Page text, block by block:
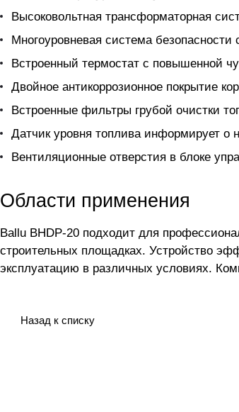
Высоковольтная трансформаторная
Многоуровневая система
Встроенный термостат с повышенной
Двойное антикоррозионное покрытие
Встроенные фильтры грубой очистки
Датчик уровня топлива информирует о
Вентиляционные отверстия в блоке
Области применения
Ballu BHDP-20 подходит для
строительных площадках. Устройство
эксплуатацию в различных условиях.
Назад к списку